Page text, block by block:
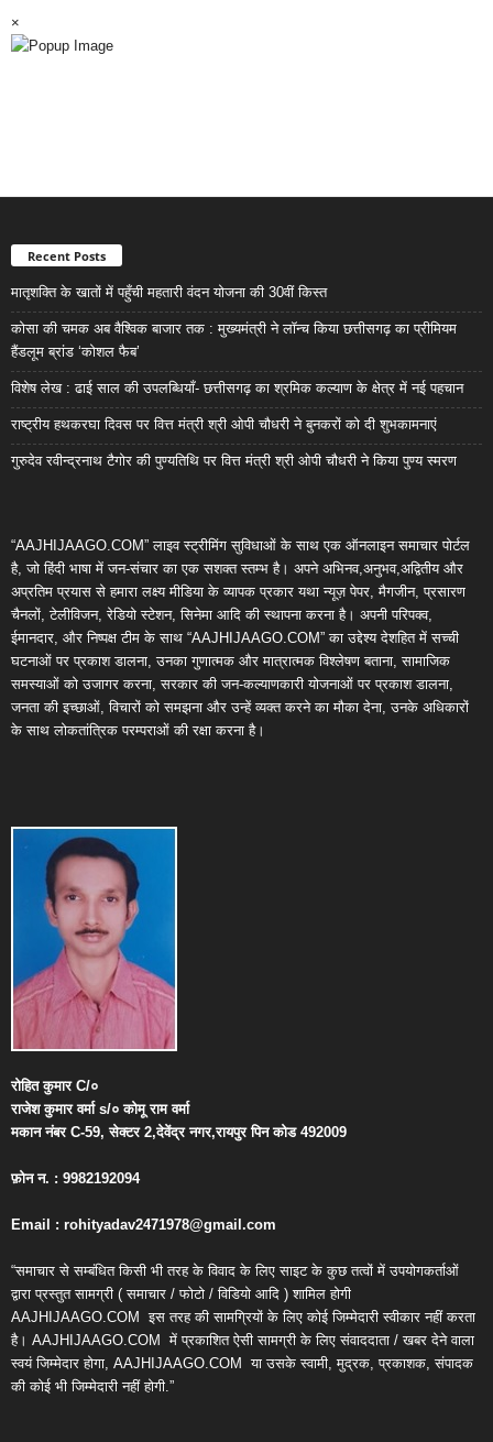
×
Recent Posts
मातृशक्ति के खातों में पहुँची महतारी वंदन योजना की 30वीं किस्त
कोसा की चमक अब वैश्विक बाजार तक : मुख्यमंत्री ने लॉन्च किया छत्तीसगढ़ का प्रीमियम
हैंडलूम ब्रांड ‘कोशल फैब’
विशेष लेख : ढाई साल की उपलब्धियाँ- छत्तीसगढ़ का श्रमिक कल्याण के क्षेत्र में नई पहचान
राष्ट्रीय हथकरघा दिवस पर वित्त मंत्री श्री ओपी चौधरी ने बुनकरों को दी शुभकामनाएं
गुरुदेव रवीन्द्रनाथ टैगोर की पुण्यतिथि पर वित्त मंत्री श्री ओपी चौधरी ने किया पुण्य स्मरण
“AAJHIJAAGO.COM” लाइव स्ट्रीमिंग सुविधाओं के साथ एक ऑनलाइन समाचार पोर्टल
है, जो हिंदी भाषा में जन-संचार का एक सशक्त स्तम्भ है। अपने अभिनव,अनुभव,अद्वितीय और
अप्रतिम प्रयास से हमारा लक्ष्य मीडिया के व्यापक प्रकार यथा न्यूज़ पेपर, मैगजीन, प्रसारण
चैनलों, टेलीविजन, रेडियो स्टेशन, सिनेमा आदि की स्थापना करना है। अपनी परिपक्व,
ईमानदार, और निष्पक्ष टीम के साथ “AAJHIJAAGO.COM” का उद्देश्य देशहित में सच्ची
घटनाओं पर प्रकाश डालना, उनका गुणात्मक और मात्रात्मक विश्लेषण बताना, सामाजिक
समस्याओं को उजागर करना, सरकार की जन-कल्याणकारी योजनाओं पर प्रकाश डालना,
जनता की इच्छाओं, विचारों को समझना और उन्हें व्यक्त करने का मौका देना, उनके अधिकारों
के साथ लोकतांत्रिक परम्पराओं की रक्षा करना है।
रोहित कुमारC/०
राजेश कुमार वर्माs/० कोमू राम वर्मा
मकान नंबरC-59,सेक्टर2,देवेंद्र नगर,रायपुर पिन कोड492009
फ़ोन न. : 9982192094
Email : rohityadav2471978@gmail.com
“समाचार से सम्बंधित किसी भी तरह के विवाद के लिए साइट के कुछ तत्वों में उपयोगकर्ताओं
द्वारा प्रस्तुत सामग्री ( समाचार / फोटो / विडियो आदि ) शामिल होगी
AAJHIJAAGO.COM इस तरह की सामग्रियों के लिए कोई जिम्मेदारी स्वीकार नहीं करता
है। AAJHIJAAGO.COM में प्रकाशित ऐसी सामग्री के लिए संवाददाता / खबर देने वाला
स्वयं जिम्मेदार होगा, AAJHIJAAGO.COM या उसके स्वामी, मुद्रक, प्रकाशक, संपादक
की कोई भी जिम्मेदारी नहीं होगी.”